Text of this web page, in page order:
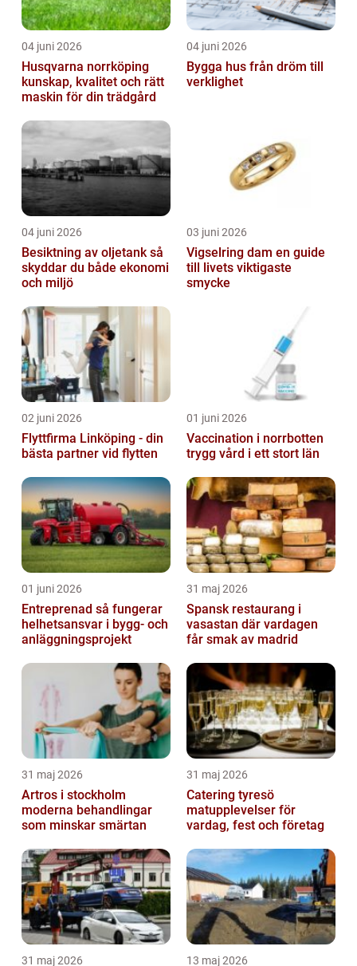
04 juni 2026
Husqvarna norrköping
kunskap, kvalitet och rätt
maskin för din trädgård
04 juni 2026
Bygga hus från dröm till
verklighet
04 juni 2026
Besiktning av oljetank så
skyddar du både ekonomi
och miljö
03 juni 2026
Vigselring dam en guide
till livets viktigaste
smycke
02 juni 2026
Flyttfirma Linköping - din
bästa partner vid flytten
01 juni 2026
Vaccination i norrbotten
trygg vård i ett stort län
01 juni 2026
Entreprenad så fungerar
helhetsansvar i bygg- och
anläggningsprojekt
31 maj 2026
Spansk restaurang i
vasastan där vardagen
får smak av madrid
31 maj 2026
Artros i stockholm
moderna behandlingar
som minskar smärtan
31 maj 2026
Catering tyresö
matupplevelser för
vardag, fest och företag
31 maj 2026 13 maj 2026